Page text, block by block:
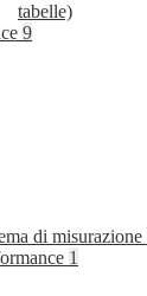
tabelle)
9
di
1